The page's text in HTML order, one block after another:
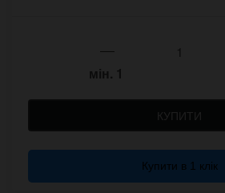
мін. 1
КУПИТИ
Купити в 1 клік